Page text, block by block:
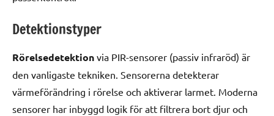
Detektionstyper
Rörelsedetektion via PIR-sensorer (passiv infraröd) är
den vanligaste tekniken. Sensorerna detekterar
värmeförändring i rörelse och aktiverar larmet. Moderna
sensorer har inbyggd logik för att filtrera bort djur och